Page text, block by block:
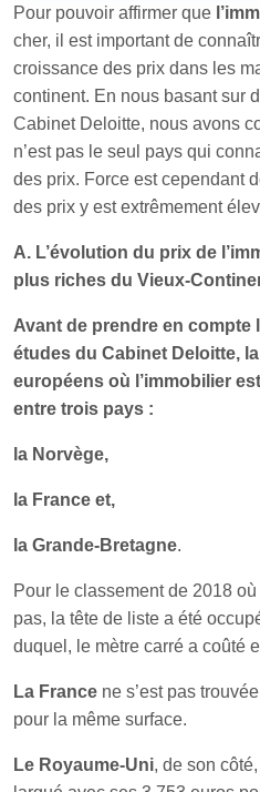
Pour pouvoir affirmer que
cher, il est important de
croissance des prix dans les
continent. En nous basant sur
Cabinet Deloitte, nous avons
n’est pas le seul pays qui
des prix. Force est cependant
des prix y est extrêmement
A. L’évolution du prix de
plus riches du Vieux-
Avant de prendre en
études du Cabinet Deloitte,
européens où l’immobilier
entre trois pays :
la Norvège,
la France et,
la Grande-Bretagne.
Pour le classement de 2018
pas, la tête de liste a été
duquel, le mètre carré a coûté
La France ne s’est pas
pour la même surface.
Le Royaume-Uni, de son